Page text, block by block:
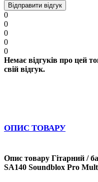
Відправити відгук
0
0
0
0
0
Немає відгуків про цей
свій відгук.
ОПИС ТОВАРУ
Опис товару Гітарний /
SA140 Soundblox Pro